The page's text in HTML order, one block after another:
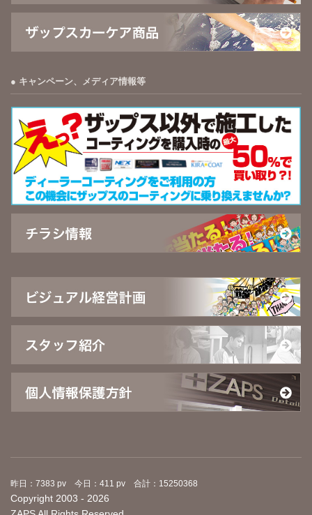
キャンペーン、メディア情報等
昨日：7383 pv 今日：411 pv 合計：15250368
Copyright 2003 - 2026